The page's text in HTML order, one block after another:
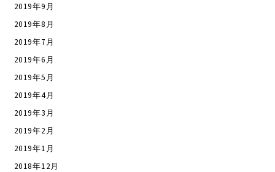
2019年9月
2019年8月
2019年7月
2019年6月
2019年5月
2019年4月
2019年3月
2019年2月
2019年1月
2018年12月